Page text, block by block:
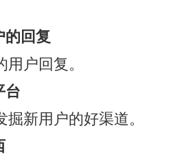
回复
户回复。
台
新用户的好渠道。